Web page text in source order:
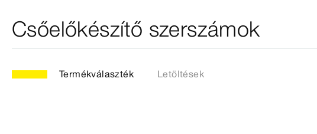
Csőelőkészítő szerszámok
Termékválaszték Letöltések